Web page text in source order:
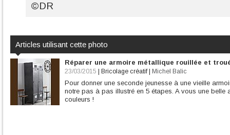
©DR
Articles utilisant cette photo
Réparer une armoire métallique rouillée et
23/03/2015 Bricolage créatif| Michel Balic
Pour donner une seconde jeunesse à une vieille
notre pas à pas illustré en 5 étapes. A vous une belle
couleurs !